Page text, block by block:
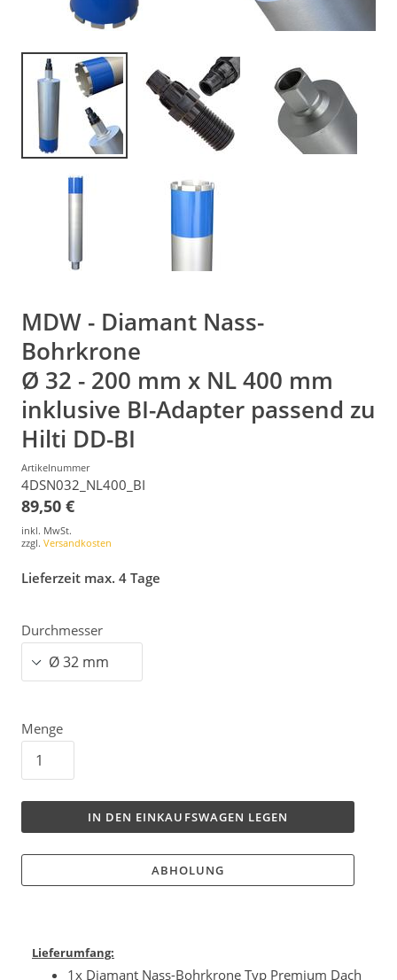
MDW - Diamant Nass-
Bohrkrone
Ø 32 - 200 mm x NL 400 mm
inklusive BI-Adapter passend zu
Hilti DD-BI
Artikelnummer
4DSN032_NL400_BI
89,50 €
inkl. MwSt.
zzgl. Versandkosten
Lieferzeit max. 4 Tage
Durchmesser
Menge
IN DEN EINKAUFSWAGEN LEGEN
ABHOLUNG
Lieferumfang:
1x Diamant Nass-Bohrkrone Typ Premium Dach